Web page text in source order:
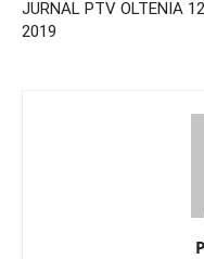
JURNAL PTV OLTENIA
2019